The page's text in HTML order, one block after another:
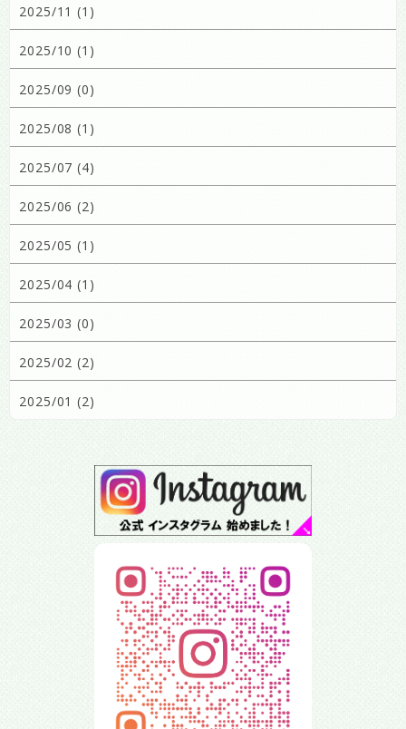
2025/11 (1)
2025/10 (1)
2025/09 (0)
2025/08 (1)
2025/07 (4)
2025/06 (2)
2025/05 (1)
2025/04 (1)
2025/03 (0)
2025/02 (2)
2025/01 (2)